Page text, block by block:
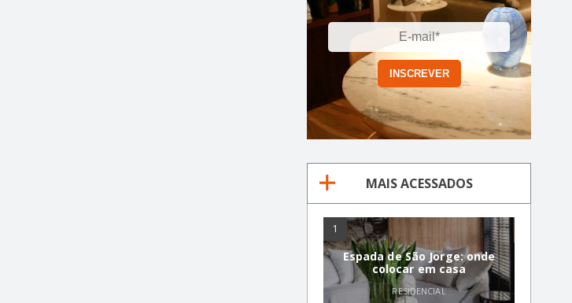
MAIS ACESSADOS
1
Espada de São Jorge: onde
colocar em casa
RESIDENCIAL